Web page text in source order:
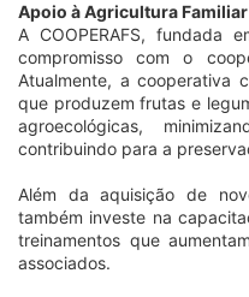
Apoio à Agricultura Familiar
A COOPERAFS, fundada
compromisso com o
Atualmente, a cooperativa
que produzem frutas e
agroecológicas,
contribuindo para a
Além da aquisição de
também investe na
treinamentos que
associados.